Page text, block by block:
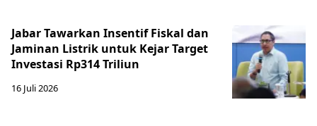
Jabar Tawarkan Insentif Fiskal dan
Jaminan Listrik untuk Kejar Target
Investasi Rp314 Triliun
16 Juli 2026